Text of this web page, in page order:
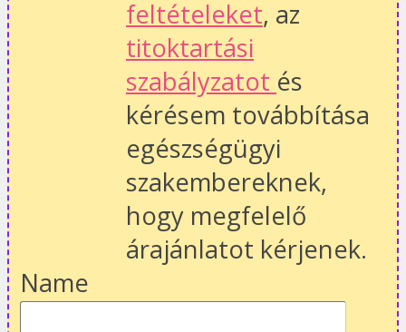
feltételeket, az
titoktartási
szabályzatot és
kérésem továbbítása
egészségügyi
szakembereknek,
hogy megfelelő
árajánlatot kérjenek.
Name